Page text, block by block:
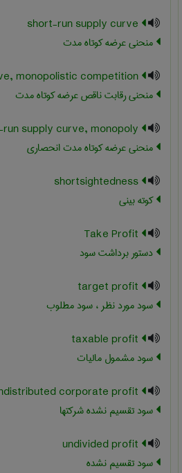
منحنی عرضه کوتاه مدت
منحنی رقابت ناقص عرضه کوتاه مدت
منحنی عرضه کوتاه مدت انحصاری
کوته بینی
دستور برداشت سود
سود مورد نظر ، سود مطلوب
سود مشمول مالیات
سود تقسیم نشده شرکتها
سود تقسیم نشده